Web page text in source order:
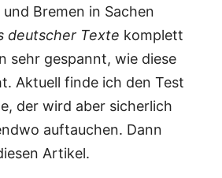
Bremen in Sachen
deutscher Texte komplett
sehr gespannt, wie diese
Aktuell finde ich den Test
der wird aber sicherlich
auftauchen. Dann
Artikel.